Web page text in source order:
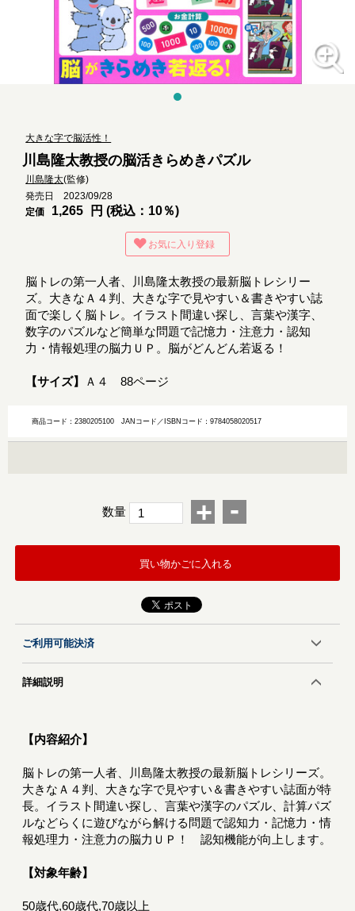
大きな字で脳活性！
川島隆太教授の脳活きらめきパズル
川島隆太(監修)
発売日 2023/09/28
定価
1,265 円 (税込：10％)
お気に入り登録
脳トレの第一人者、川島隆太教授の最新脳トレシリー
ズ。大きなＡ４判、大きな字で見やすい＆書きやすい誌
面で楽しく脳トレ。イラスト間違い探し、言葉や漢字、
数字のパズルなど簡単な問題で記憶力・注意力・認知
力・情報処理の脳力ＵＰ。脳がどんどん若返る！
【サイズ】 Ａ４ 88ページ
商品コード：2380205100JANコード／ISBNコード：9784058020517
数量 + -
買い物かごに入れる
ご利用可能決済
詳細説明
【内容紹介】
脳トレの第一人者、川島隆太教授の最新脳トレシリーズ。
大きなＡ４判、大きな字で見やすい＆書きやすい誌面が特
長。イラスト間違い探し、言葉や漢字のパズル、計算パズ
ルなどらくに遊びながら解ける問題で認知力・記憶力・情
報処理力・注意力の脳力ＵＰ！ 認知機能が向上します。
【対象年齢】
50歳代,60歳代,70歳以上